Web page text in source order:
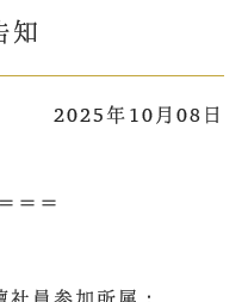
知
2025年10月08日
＝＝